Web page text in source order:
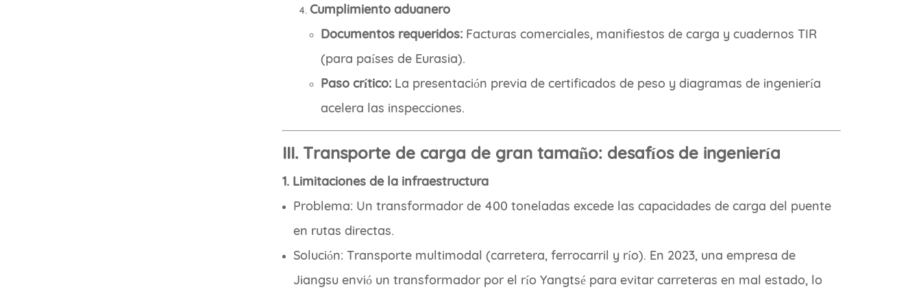
Cumplimiento aduanero
Documentos requeridos: Facturas comerciales, manifiestos de carga y cuadernos TIR
(para países de Eurasia).
Paso crítico: La presentación previa de certificados de peso y diagramas de ingeniería
acelera las inspecciones.
III. Transporte de carga de gran tamaño: desafíos de ingeniería
1. Limitaciones de la infraestructura
Problema: Un transformador de 400 toneladas excede las capacidades de carga del puente
en rutas directas.
Solución: Transporte multimodal (carretera, ferrocarril y río). En 2023, una empresa de
Jiangsu envió un transformador por el río Yangtsé para evitar carreteras en mal estado, lo